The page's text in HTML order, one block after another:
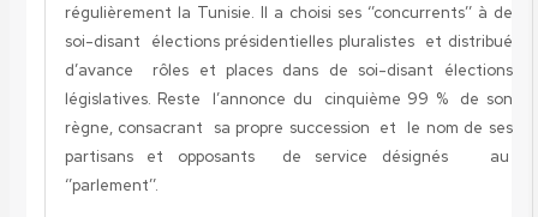
régulièrement la Tunisie. Il a choisi ses ‘’concurrents’’ à de
soi-disant élections présidentielles pluralistes et distribué
d’avance rôles et places dans de soi-disant élections
législatives. Reste l’annonce du cinquième 99 % de son
règne, consacrant sa propre succession et le nom de ses
partisans et opposants de service désignés au
‘’parlement’’.